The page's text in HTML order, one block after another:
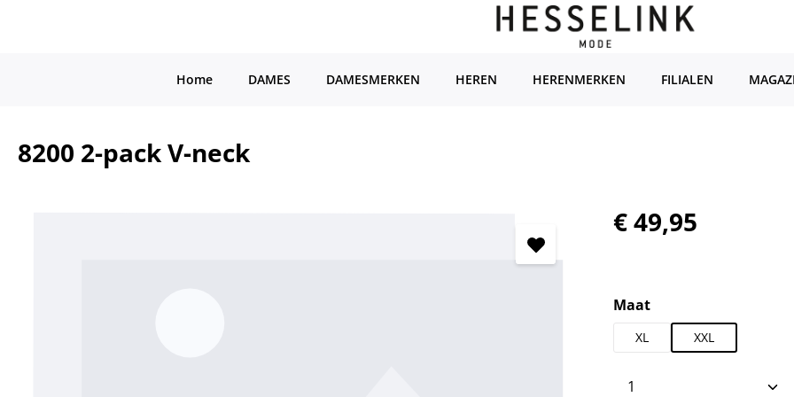
Home DAMES DAMESMERKEN HEREN HERENMERKEN FILIALEN
8200 2-pack V-neck
Normale prijs:
€ 49,95
Selecteer
Maat
XL XXL